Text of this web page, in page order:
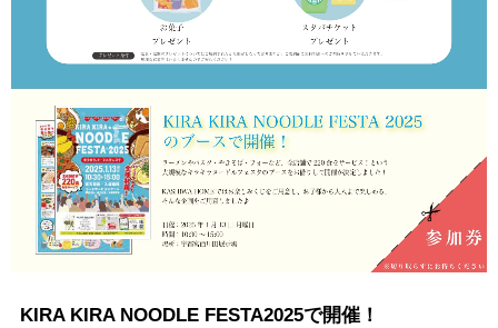
KIRA KIRA NOODLE FESTA2025で開催！